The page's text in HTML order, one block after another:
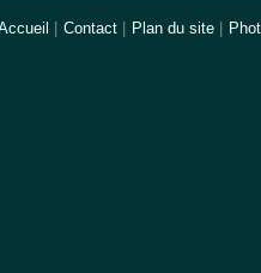
Contact Plan du site